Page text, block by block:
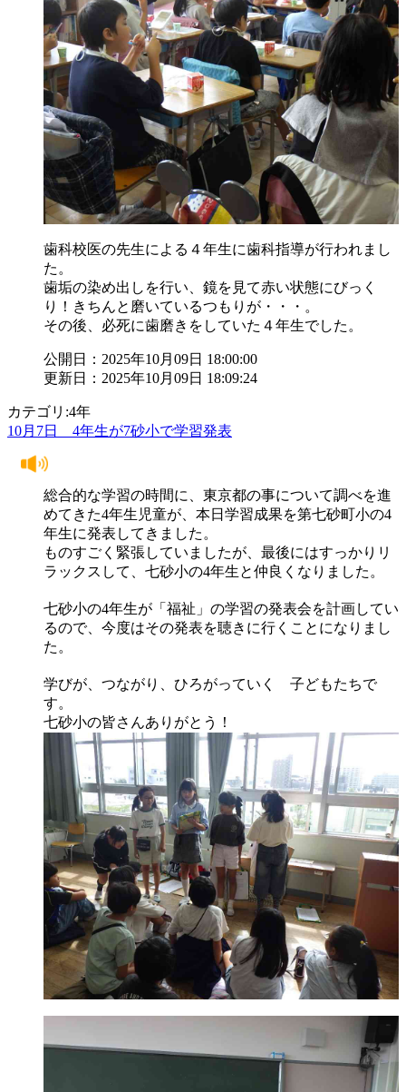
歯科校医の先生による４年生に歯科指導が行われまし
た。
歯垢の染め出しを行い、鏡を見て赤い状態にびっく
り！きちんと磨いているつもりが・・・。
その後、必死に歯磨きをしていた４年生でした。
公開日：2025年10月09日 18:00:00
更新日：2025年10月09日 18:09:24
カテゴリ:4年
10月7日 4年生が7砂小で学習発表
総合的な学習の時間に、東京都の事について調べを進
めてきた4年生児童が、本日学習成果を第七砂町小の4
年生に発表してきました。
ものすごく緊張していましたが、最後にはすっかりリ
ラックスして、七砂小の4年生と仲良くなりました。
七砂小の4年生が「福祉」の学習の発表会を計画してい
るので、今度はその発表を聴きに行くことになりまし
た。
学びが、つながり、ひろがっていく 子どもたちで
す。
七砂小の皆さんありがとう！